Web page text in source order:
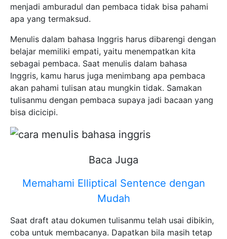
menjadi amburadul dan pembaca tidak bisa pahami
apa yang termaksud.
Menulis dalam bahasa Inggris harus dibarengi dengan
belajar memiliki empati, yaitu menempatkan kita
sebagai pembaca. Saat menulis dalam bahasa
Inggris, kamu harus juga menimbang apa pembaca
akan pahami tulisan atau mungkin tidak. Samakan
tulisanmu dengan pembaca supaya jadi bacaan yang
bisa dicicipi.
Baca Juga
Memahami Elliptical Sentence dengan
Mudah
Saat draft atau dokumen tulisanmu telah usai dibikin,
coba untuk membacanya. Dapatkan bila masih tetap